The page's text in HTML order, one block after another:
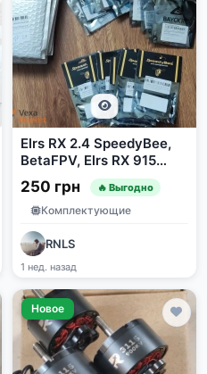
Elrs RX 2.4 SpeedyBee,
BetaFPV, Elrs RX 915
Bayck
250 грн 🔥 Выгодно
Комплектующие
RNLS
1 нед. назад
Новое